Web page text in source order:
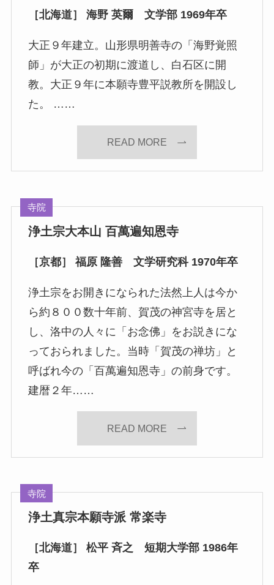
［北海道］ 海野 英爾 文学部 1969年卒
大正９年建立。山形県明善寺の「海野覚照
師」が大正の初期に渡道し、白石区に開
教。大正９年に本願寺豊平説教所を開設し
た。 ……
READ MORE
寺院
浄土宗大本山 百萬遍知恩寺
［京都］ 福原 隆善 文学研究科 1970年卒
浄土宗をお開きになられた法然上人は今か
ら約８００数十年前、賀茂の神宮寺を居と
し、洛中の人々に「お念佛」をお説きにな
っておられました。当時「賀茂の禅坊」と
呼ばれ今の「百萬遍知恩寺」の前身です。
建暦２年……
READ MORE
寺院
浄土真宗本願寺派 常楽寺
［北海道］ 松平 斉之 短期大学部 1986年
卒